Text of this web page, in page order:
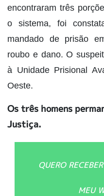
encontraram três
o sistema, foi
mandado de prisão
roubo e dano. O
à Unidade Prisional
Oeste.
Os três homens
Justiça.
QUERO
MEU